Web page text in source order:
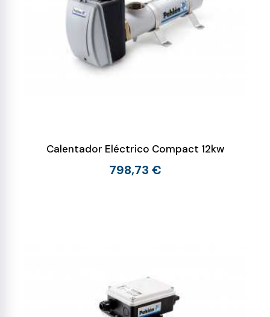
Calentador Eléctrico Compact 12kw
798,73 €